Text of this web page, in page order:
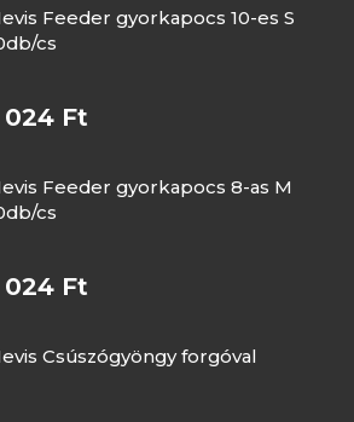
Feeder gyorkapocs 10-es S
cs
024 Ft
Feeder gyorkapocs 8-as M
cs
024 Ft
Csúszógyöngy forgóval